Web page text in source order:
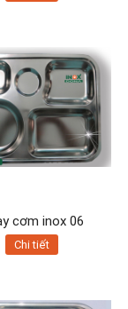
cơm inox 06
Chi tiết